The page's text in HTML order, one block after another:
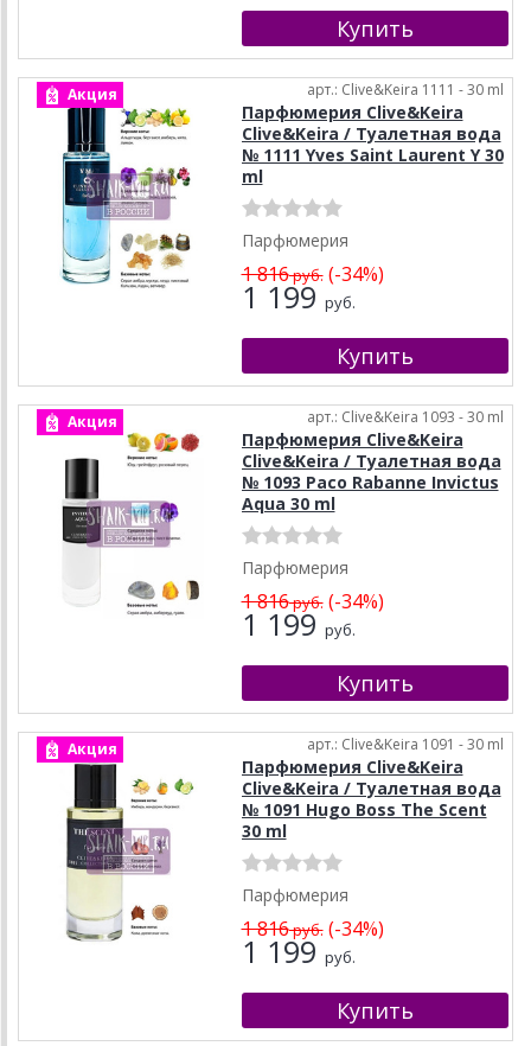
Акция арт.: Clive&Keira 1111 - 30 ml
Парфюмерия Clive&Keira
Clive&Keira / Туалетная вода
№ 1111 Yves Saint Laurent Y 30
ml
Парфюмерия
1 816руб.(-34%)
1 199 руб.
Акция арт.: Clive&Keira 1093 - 30 ml
Парфюмерия Clive&Keira
Clive&Keira / Туалетная вода
№ 1093 Paco Rabanne Invictus
Aqua 30 ml
Парфюмерия
1 816руб.(-34%)
1 199 руб.
Акция арт.: Clive&Keira 1091 - 30 ml
Парфюмерия Clive&Keira
Clive&Keira / Туалетная вода
№ 1091 Hugo Boss The Scent
30 ml
Парфюмерия
1 816руб.(-34%)
1 199 руб.